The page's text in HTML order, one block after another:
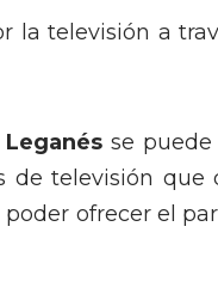
la televisión a
Leganésse puede
de televisión que
poder ofrecer el